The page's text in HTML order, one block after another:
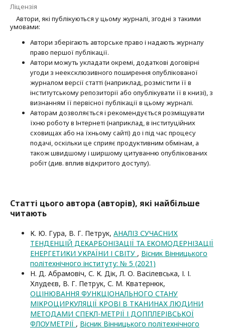
Ліцензія
Автори, які публікуються у цьому журналі, згодні з такими
умовами:
Автори зберігають авторське право і надають журналу
право першої публі­кації.
Автори можуть укладати окремі, додат­кові договірні
угоди з неексклюзив­ного поширення опублікованої
журналом версії статті (наприклад, розмістити її в
інститутському репозиторії або опубліку­вати її в книзі), з
визнанням її первісної публікації в цьому журналі.
Авторам дозволяється і рекомендується розміщувати
їхню роботу в Інтернеті (наприклад, в інституційних
сховищах або на їхньому сайті) до і під час процесу
подачі, оскільки це сприяє продуктивним обмінам, а
також швидшому і ширшому цитуванню опубліко­ва­них
робіт (див. вплив відкритого доступу).
Статті цього автора (авторів), які найбільше
читають
К. Ю. Гура, В. Г. Петрук, АНАЛІЗ СУЧАСНИХ
ТЕНДЕНЦІЙ ДЕКАРБОНІЗАЦІЇ ТА ЕКОМОДЕРНІЗАЦІЇ
ЕНЕРГЕТИКИ УКРАЇНИ І СВІТУ , Вісник Вінницького
політехнічного інституту: № 5 (2021)
Н. Д. Абрамовіч, С. К. Дік, Л. О. Васілевська, І. І.
Хлудеєв, В. Г. Петрук, С. М. Кватернюк,
ОЦІНЮВАННЯ ФУНКЦІОНАЛЬНОГО СТАНУ
МІКРОЦИРКУЛЯЦІЇ КРОВІ В ТКАНИНАХ ЛЮДИНИ
МЕТОДАМИ СПЕКЛ-МЕТРІЇ І ДОППЛЕРІВСЬКОЇ
ФЛОУМЕТРІЇ , Вісник Вінницького політехнічного